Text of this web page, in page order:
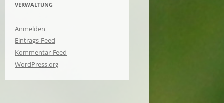
VERWALTUNG
Anmelden
Eintrags-Feed
Kommentar-Feed
WordPress.org